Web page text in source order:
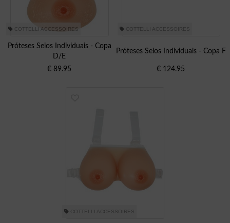
COTTELLI ACCESSOIRES
Próteses Seios Individuais - Copa
D/E
€ 89.95
COTTELLI ACCESSOIRES
Próteses Seios Individuais - Copa F
€ 124.95
COTTELLI ACCESSOIRES